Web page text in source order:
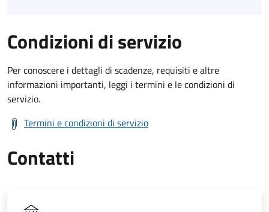
Condizioni di servizio
Per conoscere i dettagli di scadenze, requisiti e altre
informazioni importanti, leggi i termini e le condizioni di
servizio.
Termini e condizioni di servizio
Contatti